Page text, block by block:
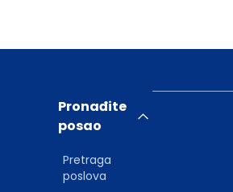
Pronađite
posao
Pretraga
poslova